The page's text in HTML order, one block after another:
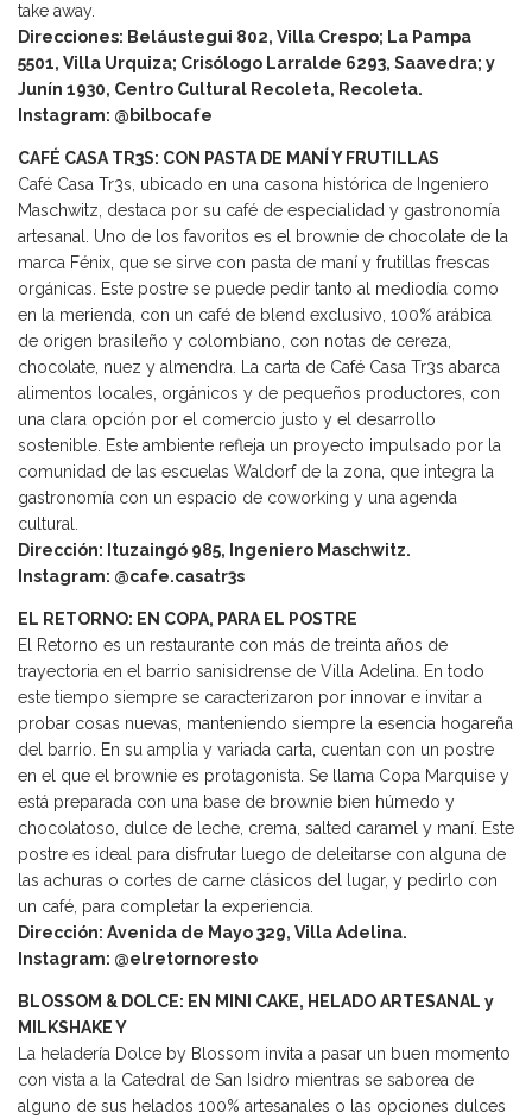
take away.
Direcciones: Beláustegui 802, Villa Crespo; La Pampa
5501, Villa Urquiza; Crisólogo Larralde 6293, Saavedra; y
Junín 1930, Centro Cultural Recoleta, Recoleta.
Instagram: @bilbocafe
CAFÉ CASA TR3S: CON PASTA DE MANÍ Y FRUTILLAS
Café Casa Tr3s, ubicado en una casona histórica de Ingeniero
Maschwitz, destaca por su café de especialidad y gastronomía
artesanal. Uno de los favoritos es el brownie de chocolate de la
marca Fénix, que se sirve con pasta de maní y frutillas frescas
orgánicas. Este postre se puede pedir tanto al mediodía como
en la merienda, con un café de blend exclusivo, 100% arábica
de origen brasileño y colombiano, con notas de cereza,
chocolate, nuez y almendra. La carta de Café Casa Tr3s abarca
alimentos locales, orgánicos y de pequeños productores, con
una clara opción por el comercio justo y el desarrollo
sostenible. Este ambiente refleja un proyecto impulsado por la
comunidad de las escuelas Waldorf de la zona, que integra la
gastronomía con un espacio de coworking y una agenda
cultural.
Dirección: Ituzaingó 985, Ingeniero Maschwitz.
Instagram: @cafe.casatr3s
EL RETORNO: EN COPA, PARA EL POSTRE
El Retorno es un restaurante con más de treinta años de
trayectoria en el barrio sanisidrense de Villa Adelina. En todo
este tiempo siempre se caracterizaron por innovar e invitar a
probar cosas nuevas, manteniendo siempre la esencia hogareña
del barrio. En su amplia y variada carta, cuentan con un postre
en el que el brownie es protagonista. Se llama Copa Marquise y
está preparada con una base de brownie bien húmedo y
chocolatoso, dulce de leche, crema, salted caramel y maní. Este
postre es ideal para disfrutar luego de deleitarse con alguna de
las achuras o cortes de carne clásicos del lugar, y pedirlo con
un café, para completar la experiencia.
Dirección: Avenida de Mayo 329, Villa Adelina.
Instagram: @elretornoresto
BLOSSOM & DOLCE: EN MINI CAKE, HELADO ARTESANAL y
MILKSHAKE Y
La heladería Dolce by Blossom invita a pasar un buen momento
con vista a la Catedral de San Isidro mientras se saborea de
alguno de sus helados 100% artesanales o las opciones dulces